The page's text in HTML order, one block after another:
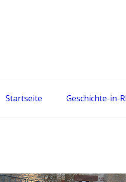
Startseite Geschichte-in-